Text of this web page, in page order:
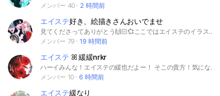
メンバー 40
2 時間前
エイステ好き、絵描きさんおいでませ
見てくださってありがとう🙌🏻💞ここではエイステのイラストを見せ合ったり、グッズの自慢やエイステについての雑談を主にしたいなと思っております🎶知ったばかり、ハマったばかりの新規さんもぜひ🫵🏻✨アイコンはご自身で描かれたイラスト、本家様のイラスト、又は初期アイコンのいずれかでお願いします！🙏🏻その他細かいルールは今のところありません🙆‍♀️常識の範囲内で楽しくエイステへの愛を共有しましょう🫶🏻🫶🏻🫶🏻#エイステ#エイリアンステージ#alienstage#ALNST#イラスト#雑談
メンバー 79
19 時間前
エイステ ꕤ 緩緩nrkr
ハーイみんな！エイステの緩也だよー！ そこの貴方！気になるなら入っておいでよ！ 基本自由だから表で騒いで欲しい！ ほらほら今ならガラ空き！ 〇な事 ↓↓↓ 絵文字 写真 （ 消せばOK ） ３L 三大厨 折り 同顔 （ ３人まで ） 壁 ‪✕‬な事 ↓↓↓ スタンプ ボイメ #エイステ #nrkr #緩 #ゾンステ
メンバー 10
6 時間前
エイステ緩なり